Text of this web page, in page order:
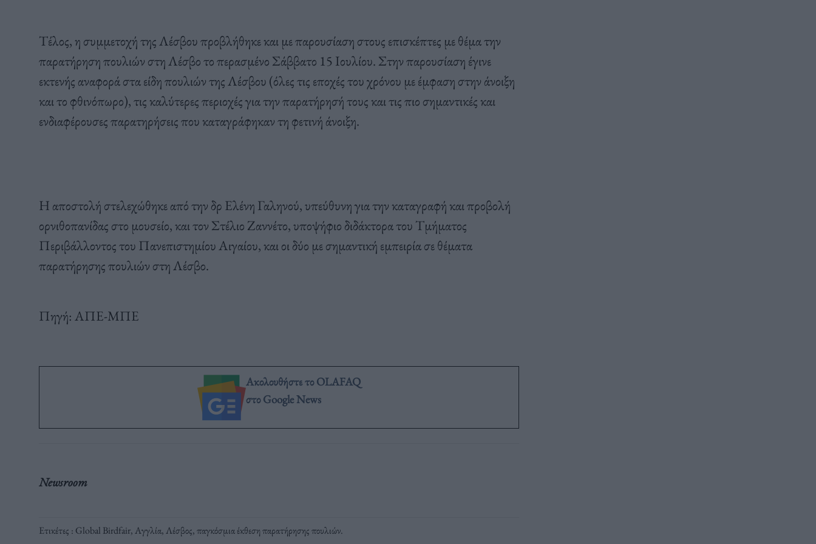
Τέλος, η συμμετοχή της Λέσβου προβλήθηκε και με παρουσίαση στους επισκέπτες με θέμα την
παρατήρηση πουλιών στη Λέσβο το περασμένο Σάββατο 15 Ιουλίου. Στην παρουσίαση έγινε
εκτενής αναφορά στα είδη πουλιών της Λέσβου (όλες τις εποχές του χρόνου με έμφαση στην άνοιξη
και το φθινόπωρο), τις καλύτερες περιοχές για την παρατήρησή τους και τις πιο σημαντικές και
ενδιαφέρουσες παρατηρήσεις που καταγράφηκαν τη φετινή άνοιξη.
Η αποστολή στελεχώθηκε από την δρ Ελένη Γαληνού, υπεύθυνη για την καταγραφή και προβολή
ορνιθοπανίδας στο μουσείο, και τον Στέλιο Ζαννέτο, υποψήφιο διδάκτορα του Τμήματος
Περιβάλλοντος του Πανεπιστημίου Αιγαίου, και οι δύο με σημαντική εμπειρία σε θέματα
παρατήρησης πουλιών στη Λέσβο.
Πηγή: ΑΠΕ-ΜΠΕ
Ακολουθήστε το OLAFAQ
στο Google News
Newsroom
Ετικέτες : Global Birdfair,Αγγλία,Λέσβος,παγκόσμια έκθεση παρατήρησης πουλιών.